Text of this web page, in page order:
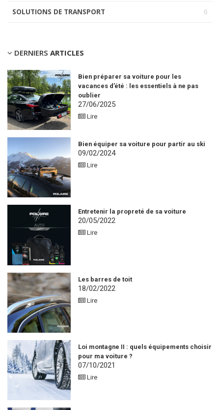
SOLUTIONS DE TRANSPORT 6
DERNIERS ARTICLES
Bien préparer sa voiture pour les
vacances d’été : les essentiels à ne pas
oublier
27/06/2025
Lire
Bien équiper sa voiture pour partir au ski
09/02/2024
Lire
Entretenir la propreté de sa voiture
20/05/2022
Lire
Les barres de toit
18/02/2022
Lire
Loi montagne II : quels équipements choisir
pour ma voiture ?
07/10/2021
Lire